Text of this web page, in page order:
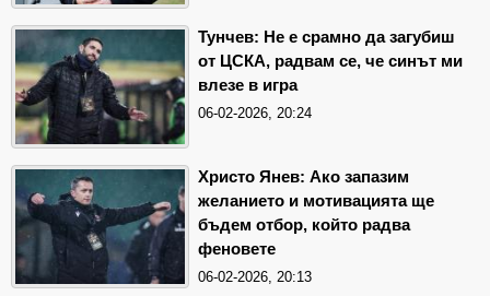
Тунчев: Не е срамно да загубиш
от ЦСКА, радвам се, че синът ми
влезе в игра
06-02-2026, 20:24
Христо Янев: Ако запазим
желанието и мотивацията ще
бъдем отбор, който радва
феновете
06-02-2026, 20:13